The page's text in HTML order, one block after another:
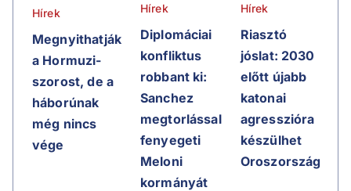
Hírek
Megnyithatják
a Hormuzi-
szorost, de a
háborúnak
még nincs
vége
Hírek
Diplomáciai
konfliktus
robbant ki:
Sanchez
megtorlással
fenyegeti
Meloni
kormányát
Hírek
Riasztó
jóslat: 2030
előtt újabb
katonai
agresszióra
készülhet
Oroszország